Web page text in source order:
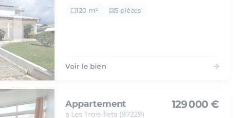
120 m² 5 pièces
Voir le bien
Appartement
à Les Trois-Îlets (97229)
129 000 €